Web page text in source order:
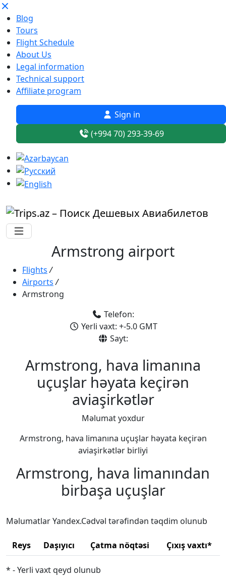
Blog
Tours
Flight Schedule
About Us
Legal information
Technical support
Affiliate program
Sign in
(+994 70) 293-39-69
Armstrong airport
Flights /
Airports /
Armstrong
Telefon:
Yerli vaxt: +-5.0 GMT
Sayt:
Armstrong, hava limanına
uçuşlar həyata keçirən
aviaşirkətlər
Məlumat yoxdur
Armstrong, hava limanına uçuşlar həyata keçirən
aviaşirkətlər birliyi
Armstrong, hava limanından
birbaşa uçuşlar
Məlumatlar Yandex.Cədvəl tərəfindən təqdim olunub
Reys Daşıyıcı Çatma nöqtəsi Çıxış vaxtı*
* - Yerli vaxt qeyd olunub